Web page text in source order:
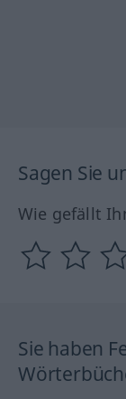
Sagen Sie
Wie gefällt
Sie haben